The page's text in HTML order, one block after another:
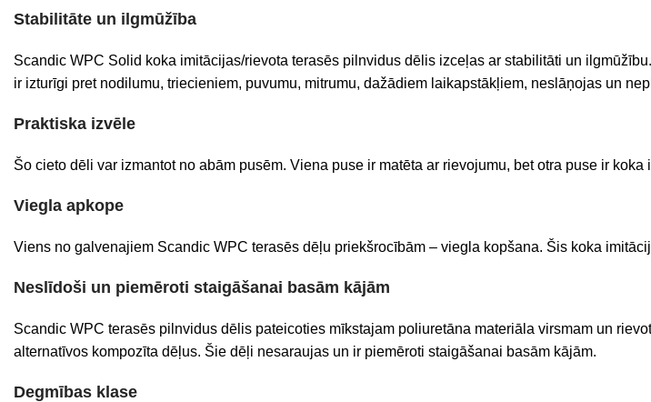
Stabilitāte un ilgmūžība
Scandic WPC Solid koka imitācijas/rievota terasēs pilnvidus dēlis izceļas ar stabilitāti un
ir izturīgi pret nodilumu, triecieniem, puvumu, mitrumu, dažādiem laikapstākļiem, neslāņojas un
Praktiska izvēle
Šo cieto dēli var izmantot no abām pusēm. Viena puse ir matēta ar rievojumu, bet otra puse ir
Viegla apkope
Viens no galvenajiem Scandic WPC terasēs dēļu priekšrocībām – viegla kopšana. Šis koka
Neslīdoši un piemēroti staigāšanai basām kājām
Scandic WPC terasēs pilnvidus dēlis pateicoties mīkstajam poliuretāna materiāla virsmam un
alternatīvos kompozīta dēļus. Šie dēļi nesaraujas un ir piemēroti staigāšanai basām kājām.
Degmības klase